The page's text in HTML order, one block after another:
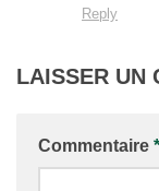
Reply
LAISSER UN
Commentaire *